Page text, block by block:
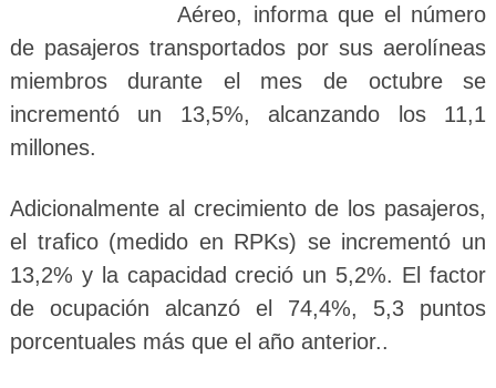
Aéreo, informa que el número
de pasajeros transportados por sus aerolíneas
miembros durante el mes de octubre se
incrementó un 13,5%, alcanzando los 11,1
millones.
Adicionalmente al crecimiento de los pasajeros,
el trafico (medido en RPKs) se incrementó un
13,2% y la capacidad creció un 5,2%. El factor
de ocupación alcanzó el 74,4%, 5,3 puntos
porcentuales más que el año anterior..